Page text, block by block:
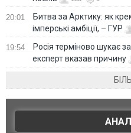
20:01
Битва за Арктику: як
імперські амбіції, – ГУР
19:54
Росія терміново шукає
експерт вказав причину